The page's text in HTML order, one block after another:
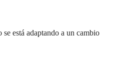
está adaptando a un cambio